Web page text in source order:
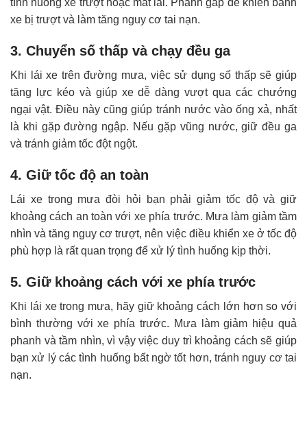
tình huống xe trượt hoặc mất lái. Phanh gấp dễ khiến bánh
xe bị trượt và làm tăng nguy cơ tai nạn.
3. Chuyển số thấp và chạy đều ga
Khi lái xe trên đường mưa, việc sử dụng số thấp sẽ giúp
tăng lực kéo và giúp xe dễ dàng vượt qua các chướng
ngại vật. Điều này cũng giúp tránh nước vào ống xả, nhất
là khi gặp đường ngập. Nếu gặp vũng nước, giữ đều ga
và tránh giảm tốc đột ngột.
4. Giữ tốc độ an toàn
Lái xe trong mưa đòi hỏi bạn phải giảm tốc độ và giữ
khoảng cách an toàn với xe phía trước. Mưa làm giảm tầm
nhìn và tăng nguy cơ trượt, nên việc điều khiển xe ở tốc độ
phù hợp là rất quan trọng để xử lý tình huống kịp thời.
5. Giữ khoảng cách với xe phía trước
Khi lái xe trong mưa, hãy giữ khoảng cách lớn hơn so với
bình thường với xe phía trước. Mưa làm giảm hiệu quả
phanh và tầm nhìn, vì vậy việc duy trì khoảng cách sẽ giúp
bạn xử lý các tình huống bất ngờ tốt hơn, tránh nguy cơ tai
nạn.